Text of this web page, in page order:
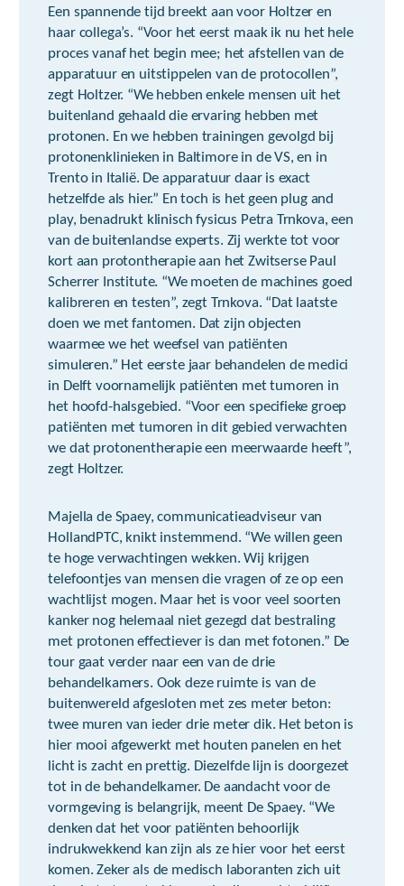
Een spannende tijd breekt aan voor Holtzer en
haar collega’s. “Voor het eerst maak ik nu het hele
proces vanaf het begin mee; het afstellen van de
apparatuur en uitstippelen van de protocollen”,
zegt Holtzer. “We hebben enkele mensen uit het
buitenland gehaald die ervaring hebben met
protonen. En we hebben trainingen gevolgd bij
protonenklinieken in Baltimore in de VS, en in
Trento in Italië. De apparatuur daar is exact
hetzelfde als hier.” En toch is het geen plug and
play, benadrukt klinisch fysicus Petra Trnkova, een
van de buitenlandse experts. Zij werkte tot voor
kort aan protontherapie aan het Zwitserse Paul
Scherrer Institute. “We moeten de machines goed
kalibreren en testen”, zegt Trnkova. “Dat laatste
doen we met fantomen. Dat zijn objecten
waarmee we het weefsel van patiënten
simuleren.” Het eerste jaar behandelen de medici
in Delft voornamelijk patiënten met tumoren in
het hoofd-halsgebied. “Voor een specifieke groep
patiënten met tumoren in dit gebied verwachten
we dat protonentherapie een meerwaarde heeft”,
zegt Holtzer.
Majella de Spaey, communicatieadviseur van
HollandPTC, knikt instemmend. “We willen geen
te hoge verwachtingen wekken. Wij krijgen
telefoontjes van mensen die vragen of ze op een
wachtlijst mogen. Maar het is voor veel soorten
kanker nog helemaal niet gezegd dat bestraling
met protonen effectiever is dan met fotonen.” De
tour gaat verder naar een van de drie
behandelkamers. Ook deze ruimte is van de
buitenwereld afgesloten met zes meter beton:
twee muren van ieder drie meter dik. Het beton is
hier mooi afgewerkt met houten panelen en het
licht is zacht en prettig. Diezelfde lijn is doorgezet
tot in de behandelkamer. De aandacht voor de
vormgeving is belangrijk, meent De Spaey. “We
denken dat het voor patiënten behoorlijk
indrukwekkend kan zijn als ze hier voor het eerst
komen. Zeker als de medisch laboranten zich uit